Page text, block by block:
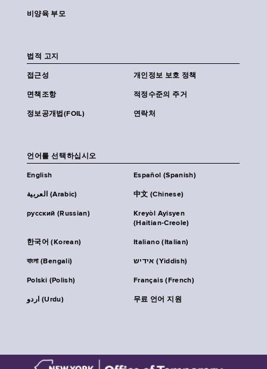
비양육 부모
법적 고지
접근성 개인정보 보호 정책
면책조항 적정수준의 주거
정보공개법(FOIL) 연락처
언어를 선택하십시오
English Español (Spanish)
العربية (Arabic) 中文 (Chinese)
русский (Russian)
Kreyòl Ayisyen
(Haitian-Creole)
한국어 (Korean) Italiano (Italian)
বাংলা (Bengali) אידיש (Yiddish)
Polski (Polish) Français (French)
اردو (Urdu) 무료 언어 지원